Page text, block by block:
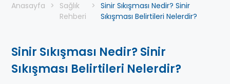
Anasayfa
Sağlık
Rehberi
Sinir Sıkışması Nedir? Sinir
Sıkışması Belirtileri Nelerdir?
Sinir Sıkışması Nedir? Sinir
Sıkışması Belirtileri Nelerdir?